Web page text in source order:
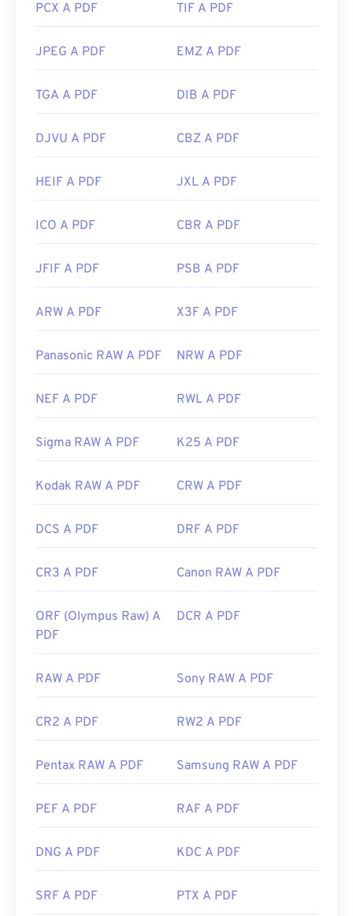
PCX A PDF TIF A PDF
JPEG A PDF EMZ A PDF
TGA A PDF DIB A PDF
DJVU A PDF CBZ A PDF
HEIF A PDF JXL A PDF
ICO A PDF CBR A PDF
JFIF A PDF PSB A PDF
ARW A PDF X3F A PDF
Panasonic RAW A PDF NRW A PDF
NEF A PDF RWL A PDF
Sigma RAW A PDF K25 A PDF
Kodak RAW A PDF CRW A PDF
DCS A PDF DRF A PDF
CR3 A PDF Canon RAW A PDF
ORF (Olympus Raw) A
PDF
DCR A PDF
RAW A PDF Sony RAW A PDF
CR2 A PDF RW2 A PDF
Pentax RAW A PDF Samsung RAW A PDF
PEF A PDF RAF A PDF
DNG A PDF KDC A PDF
SRF A PDF PTX A PDF